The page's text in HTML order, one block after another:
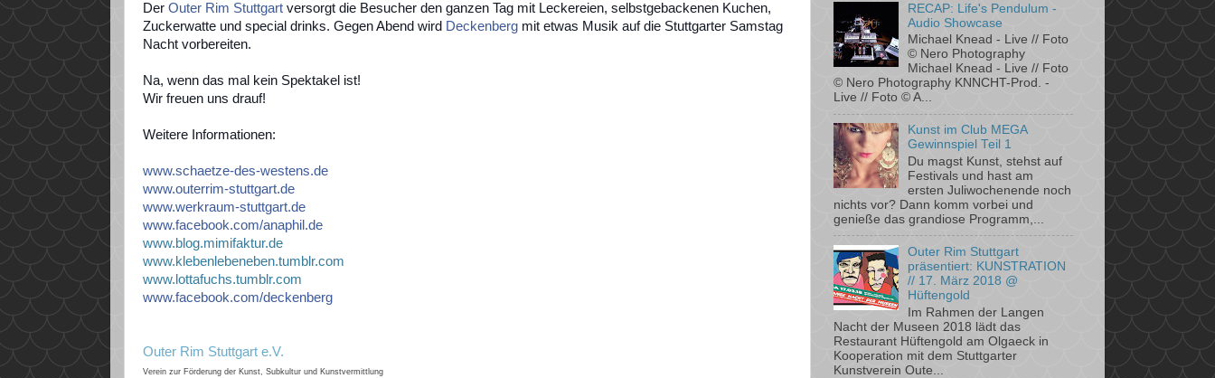
Der Outer Rim Stuttgart versorgt die Besucher den ganzen Tag mit Leckereien, selbstgebackenen Kuchen,
Zuckerwatte und special drinks. Gegen Abend wird Deckenberg mit etwas Musik auf die Stuttgarter Samstag
Nacht vorbereiten.
Na, wenn das mal kein Spektakel ist!
Wir freuen uns drauf!
Weitere Informationen:
www.schaetze-des-westens.de
www.outerrim-stuttgart.de
www.werkraum-stuttgart.de
www.facebook.com/anaphil.de
www.blog.mimifaktur.de
www.klebenlebeneben.tumblr.com
www.lottafuchs.tumblr.com
www.facebook.com/deckenberg
Outer Rim Stuttgart e.V.
Verein zur Förderung der Kunst, Subkultur und Kunstvermittlung
RECAP: Life's Pendulum -
Audio Showcase
Michael Knead - Live // Foto
© Nero Photography
Michael Knead - Live // Foto
© Nero Photography KNNCHT-Prod. -
Live // Foto © A...
Kunst im Club MEGA
Gewinnspiel Teil 1
Du magst Kunst, stehst auf
Festivals und hast am
ersten Juliwochenende noch
nichts vor? Dann komm vorbei und
genieße das grandiose Programm,...
Outer Rim Stuttgart
präsentiert: KUNSTRATION
// 17. März 2018 @
Hüftengold
Im Rahmen der Langen
Nacht der Museen 2018 lädt das
Restaurant Hüftengold am ­Olgaeck in
Kooperation mit dem ­Stuttgarter
Kunstverein Oute...